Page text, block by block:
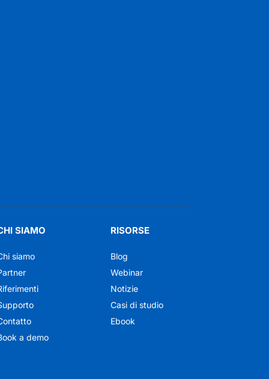
SIAMO
siamo
a demo
RISORSE
Blog
Webinar
Notizie
Casi di studio
Ebook